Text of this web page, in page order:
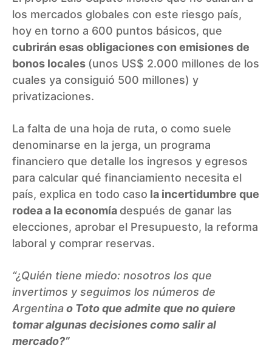
los mercados globales con este riesgo país,
hoy en torno a 600 puntos básicos, que
cubrirán esas obligaciones con emisiones de
bonos locales (unos US$ 2.000 millones de los
cuales ya consiguió 500 millones) y
privatizaciones.
La falta de una hoja de ruta, o como suele
denominarse en la jerga, un programa
financiero que detalle los ingresos y egresos
para calcular qué financiamiento necesita el
país, explica en todo caso la incertidumbre que
rodea a la economía después de ganar las
elecciones, aprobar el Presupuesto, la reforma
laboral y comprar reservas.
“¿Quién tiene miedo: nosotros los que
invertimos y seguimos los números de
Argentinao Toto que admite que no quiere
tomar algunas decisiones como salir al
mercado?”